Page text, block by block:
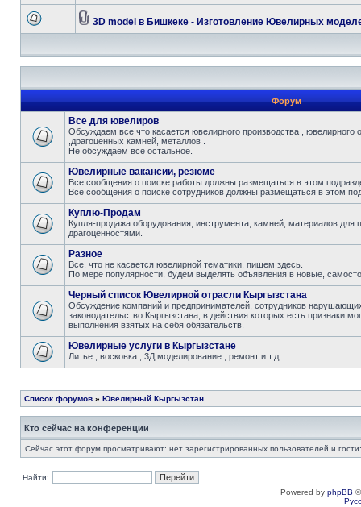
3D model в Бишкеке - Изготовление Ювелирных
Форум
Все для ювелиров
Обсуждаем все что касается ювелирного производства , ювелирного
,драгоценных камней, металлов .
Не обсуждаем все остальное.
Ювелирные вакансии, резюме
Все сообщения о поиске работы должны размещаться в этом
Все сообщения о поиске сотрудников должны размещаться в этом
Куплю-Продам
Купля-продажа оборудования, инструмента, камней, материалов для
драгоценностями.
Разное
Все, что не касается ювелирной тематики, пишем здесь.
По мере популярности, будем выделять объявления в новые,
Черный список Ювелирной отрасли Кыргызстана
Обсуждение компаний и предпринимателей, сотрудников
законодательство Кыргызстана, в действия которых есть признаки
выполнения взятых на себя обязательств.
Ювелирные услуги в Кыргызстане
Литье , восковка , 3Д моделирование , ремонт и т.д.
Список форумов » Ювелирный Кыргызстан
Кто сейчас на конференции
Сейчас этот форум просматривают: нет зарегистрированных пользователей и
Найти:
Powered by phpBB